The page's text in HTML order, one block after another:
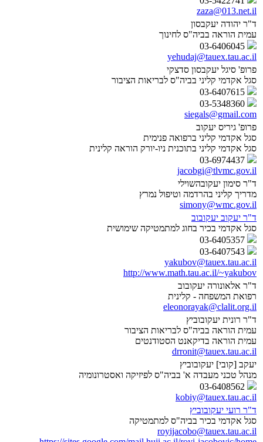
zaza@013.net.il
ד"ר יהודה יעקבסון
עמית הוראה בביה"ס לחינוך
yehudaj@tauex.tau.ac.il
פרופ' סיגל יעקבסון סדצקי
סגל אקדמי קליני בביה"ס לבריאות הציבור
siegals@gmail.com
פרופ' גיריס יעקוב
סגל אקדמי קליני ברפואה פנימית
סגל אקדמי קליני בתוכנית ניו-יורק הוראה קלינית
jacobgi@tlvmc.gov.il
ד"ר סימון יעקובהשוילי
מדריך קליני בהרדמה וטיפול נמרץ
simony@wmc.gov.il
ד"ר יעקוב יעקובוב
סגל אקדמי בכיר בחוג למתמטיקה שימושית
yakubov@tauex.tau.ac.il
http://www.math.tau.ac.il/~yakubov
ד"ר אלאונורה יעקובוב
רפואת המשפחה - קלינית
eleonorayak@clalit.org.il
ד"ר רונית יעקובוביץ
עמית הוראה בביה"ס לבריאות הציבור
עמית הוראה בדיקאנט הסטודנטים
drronit@tauex.tau.ac.il
יעקב [קובי] יעקובוביץ
מנהל טכני מעבדה א' בביה"ס לפיזיקה ואסטרונומיה
kobiy@tauex.tau.ac.il
ד"ר רועי יעקובוביץ
סגל אקדמי בכיר בביה"ס למתמטיקה
royijacobo@tauex.tau.ac.il